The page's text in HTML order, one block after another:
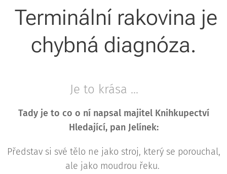
Terminální rakovina je
chybná diagnóza.
Je to krása ... 🤍
Tady je to co o ní napsal majitel Knihkupectví
Hledající, pan Jelínek:
Představ si své tělo ne jako stroj, který se porouchal,
ale jako moudrou řeku.